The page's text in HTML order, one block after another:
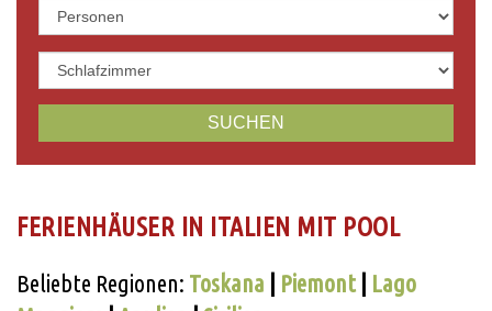
SUCHEN
FERIENHÄUSER IN ITALIEN MIT POOL
Beliebte Regionen: Toskana Piemont| Lago